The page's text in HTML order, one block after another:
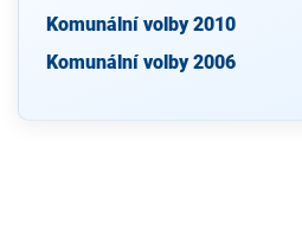
Komunální volby 2010
Komunální volby 2006